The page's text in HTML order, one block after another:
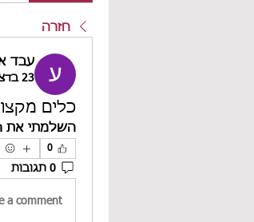
חזרה
עבד
23 בדצמבר 2025
כלים
השלמתי את Gamma +
0
0 תגובות
a comment...